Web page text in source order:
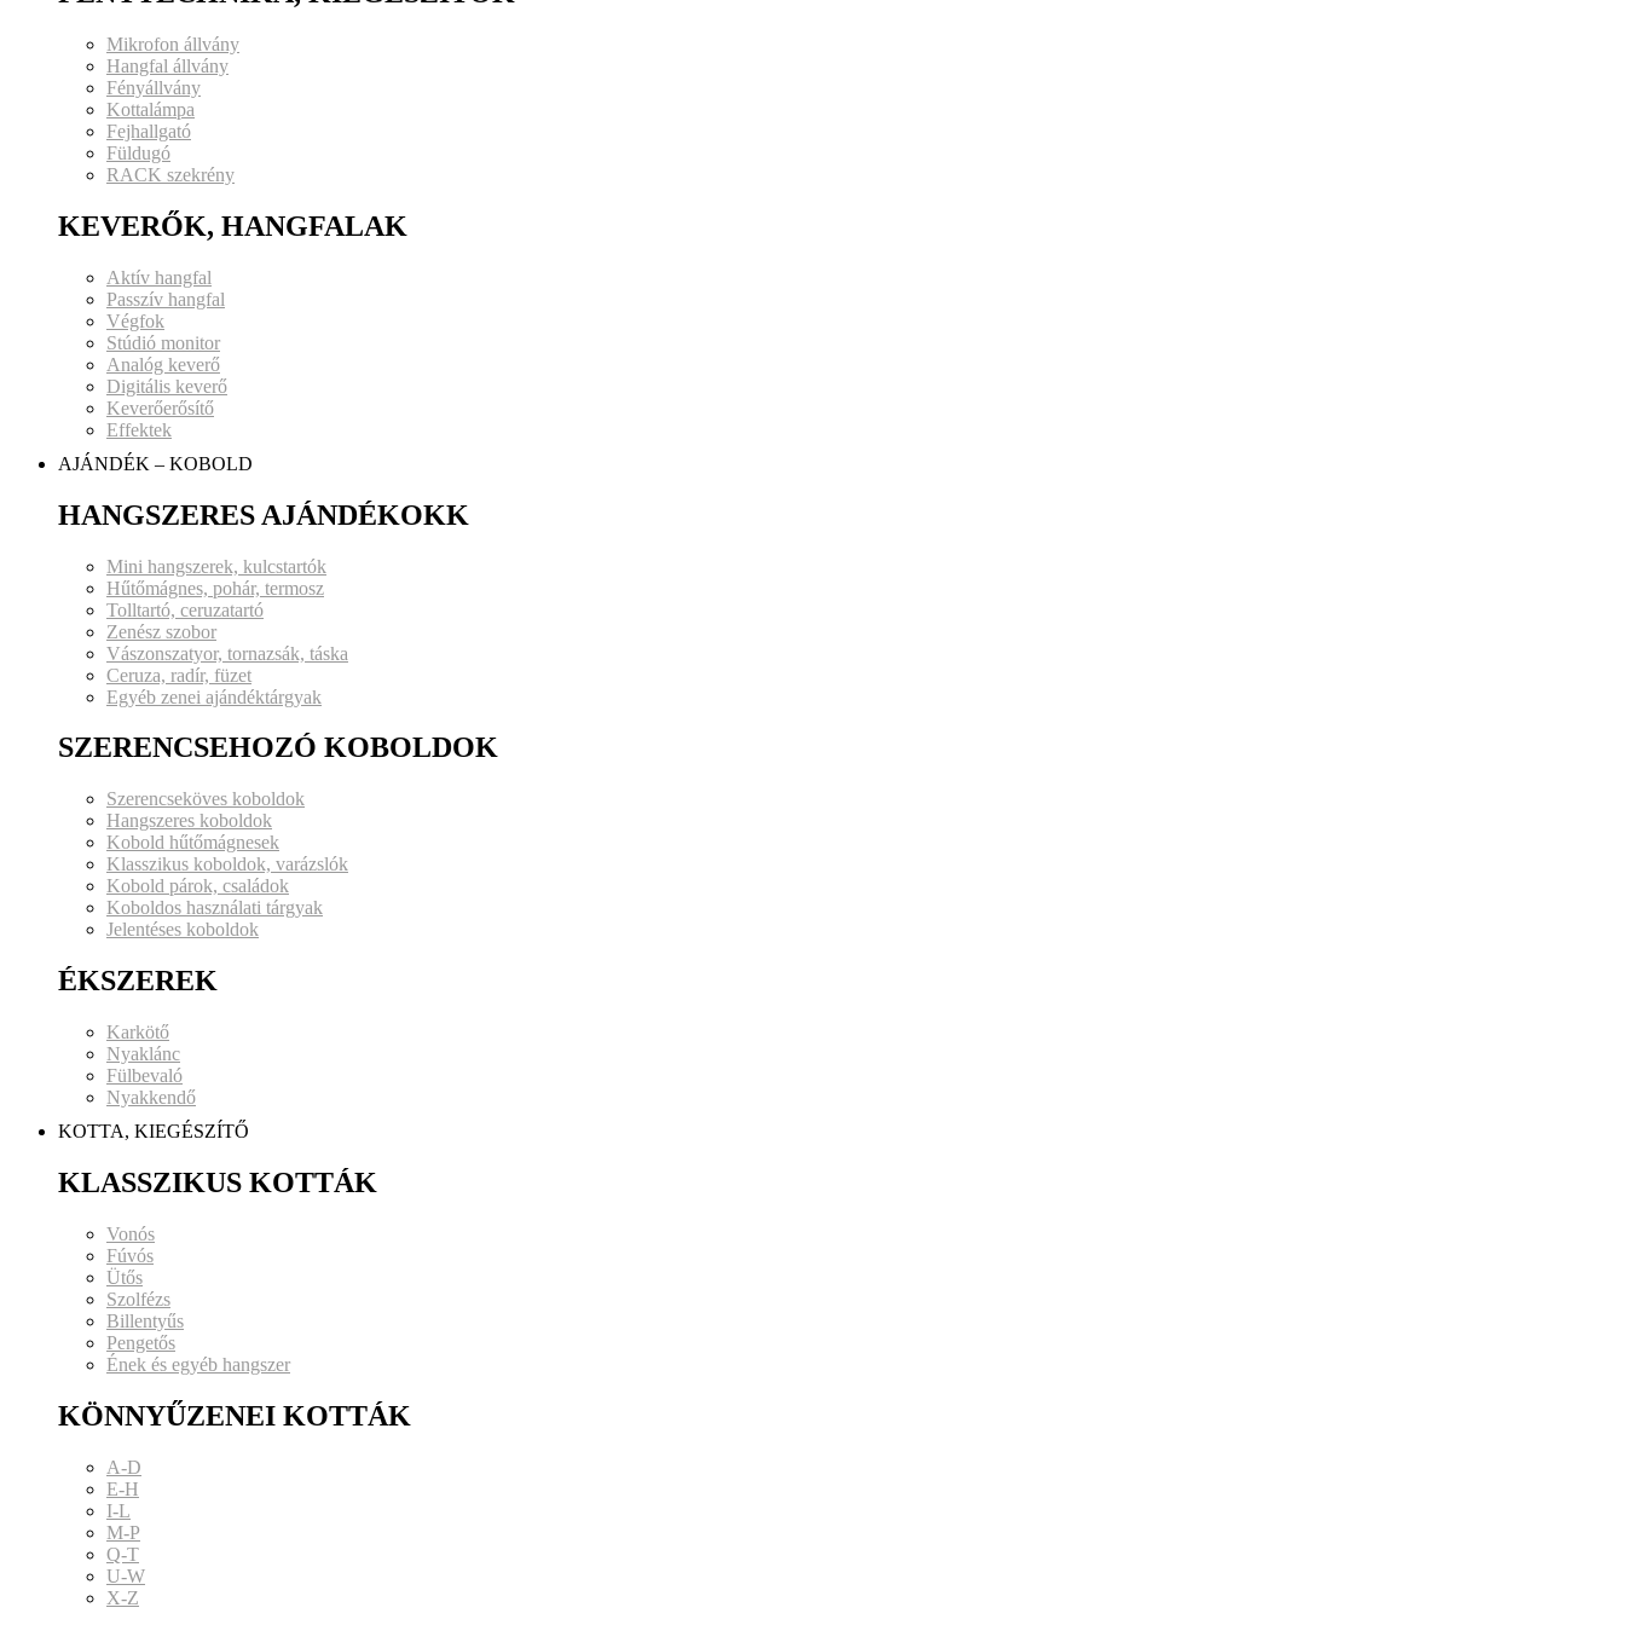
Mikrofon állvány
Hangfal állvány
Fényállvány
Kottalámpa
Fejhallgató
Füldugó
RACK szekrény
KEVERŐK, HANGFALAK
Aktív hangfal
Passzív hangfal
Végfok
Stúdió monitor
Analóg keverő
Digitális keverő
Keverőerősítő
Effektek
AJÁNDÉK – KOBOLD
HANGSZERES AJÁNDÉKOKK
Mini hangszerek, kulcstartók
Hűtőmágnes, pohár, termosz
Tolltartó, ceruzatartó
Zenész szobor
Vászonszatyor, tornazsák, táska
Ceruza, radír, füzet
Egyéb zenei ajándéktárgyak
SZERENCSEHOZÓ KOBOLDOK
Szerencseköves koboldok
Hangszeres koboldok
Kobold hűtőmágnesek
Klasszikus koboldok, varázslók
Kobold párok, családok
Koboldos használati tárgyak
Jelentéses koboldok
ÉKSZEREK
Karkötő
Nyaklánc
Fülbevaló
Nyakkendő
KOTTA, KIEGÉSZÍTŐ
KLASSZIKUS KOTTÁK
Vonós
Fúvós
Ütős
Szolfézs
Billentyűs
Pengetős
Ének és egyéb hangszer
KÖNNYŰZENEI KOTTÁK
A-D
E-H
I-L
M-P
Q-T
U-W
X-Z